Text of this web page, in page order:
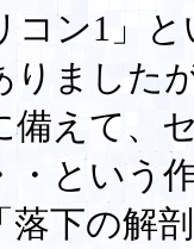
コン1」
りました
備えて、
・という
下の解